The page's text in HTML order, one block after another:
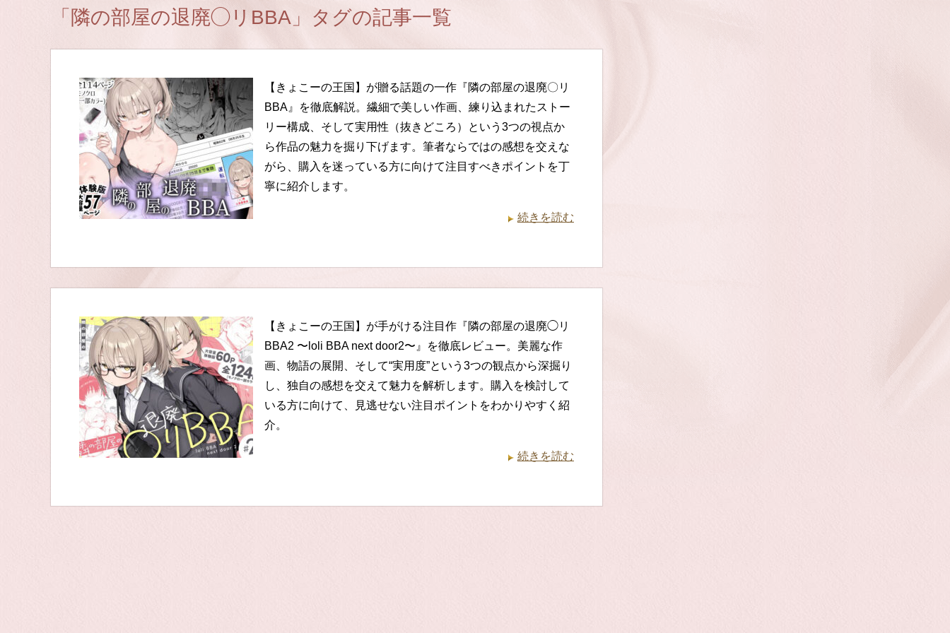
「隣の部屋の退廃◯リBBA」タグの記事一覧
【きょこーの王国】が贈る話題の一作『隣の部屋の退廃〇リ
BBA』を徹底解説。繊細で美しい作画、練り込まれたストー
リー構成、そして実用性（抜きどころ）という3つの視点か
ら作品の魅力を掘り下げます。筆者ならではの感想を交えな
がら、購入を迷っている方に向けて注目すべきポイントを丁
寧に紹介します。
続きを読む
【きょこーの王国】が手がける注目作『隣の部屋の退廃◯リ
BBA2 〜loli BBA next door2〜』を徹底レビュー。美麗な作
画、物語の展開、そして“実用度”という3つの観点から深掘り
し、独自の感想を交えて魅力を解析します。購入を検討して
いる方に向けて、見逃せない注目ポイントをわかりやすく紹
介。
続きを読む